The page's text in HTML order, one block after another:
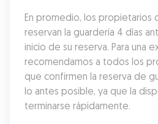
En promedio, los propietarios
reservan la guardería 4 días
inicio de su reserva. Para una
recomendamos a todos los
que confirmen la reserva de
lo antes posible, ya que la
terminarse rápidamente.